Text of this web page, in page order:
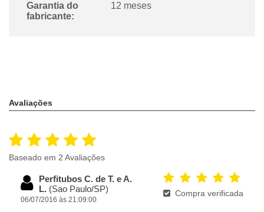
Garantia do
fabricante:
12 meses
Avaliações
Baseado em 2 Avaliações
Perfitubos C. de T. e A.
L. (Sao Paulo/SP)
06/07/2016 às 21:09:00
Compra verificada